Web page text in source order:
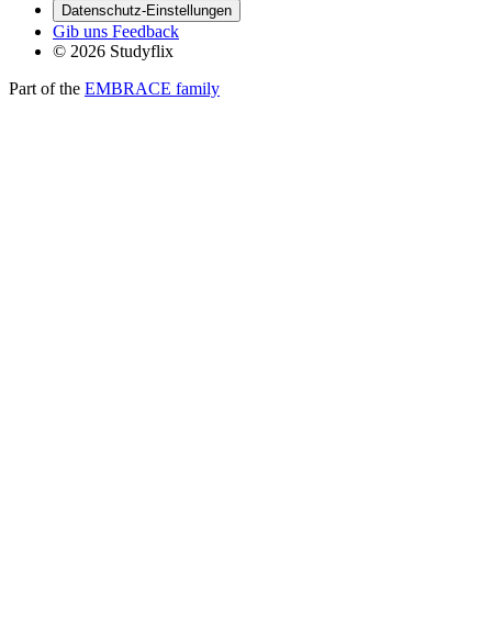
Datenschutz-Einstellungen
Gib uns Feedback
© 2026 Studyflix
Part of the EMBRACE family